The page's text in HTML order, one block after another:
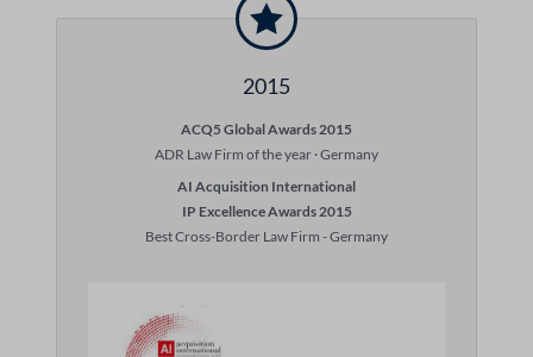
2015
ACQ5 Global Awards 2015
ADR Law Firm of the year · Germany
AI Acquisition International
IP Excellence Awards 2015
Best Cross-Border Law Firm - Germany